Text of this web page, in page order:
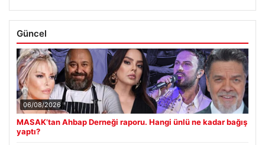
Güncel
06/08/2026
MASAK’tan Ahbap Derneği raporu. Hangi ünlü ne kadar bağış
yaptı?